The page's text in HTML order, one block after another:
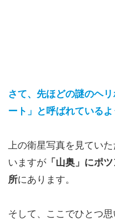
さて、先ほどの謎のヘ
ート」と呼ばれているよ
上の衛星写真を見てい
いますが 「山奥」にポ
所にあります。
そして、ここでひとつ